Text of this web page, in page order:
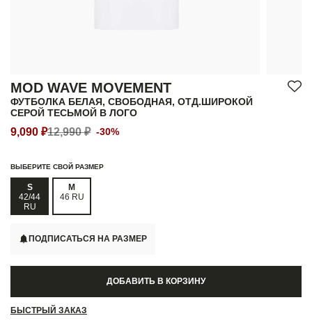
MOD WAVE MOVEMENT
ФУТБОЛКА БЕЛАЯ, СВОБОДНАЯ, ОТД.ШИРОКОЙ
СЕРОЙ ТЕСЬМОЙ В ЛОГО
9,090 ₽12,990 ₽ -30%
ВЫБЕРИТЕ СВОЙ РАЗМЕР
S
42/44
RU
M
46 RU
ПОДПИСАТЬСЯ НА РАЗМЕР
ДОБАВИТЬ В КОРЗИНУ
БЫСТРЫЙ ЗАКАЗ